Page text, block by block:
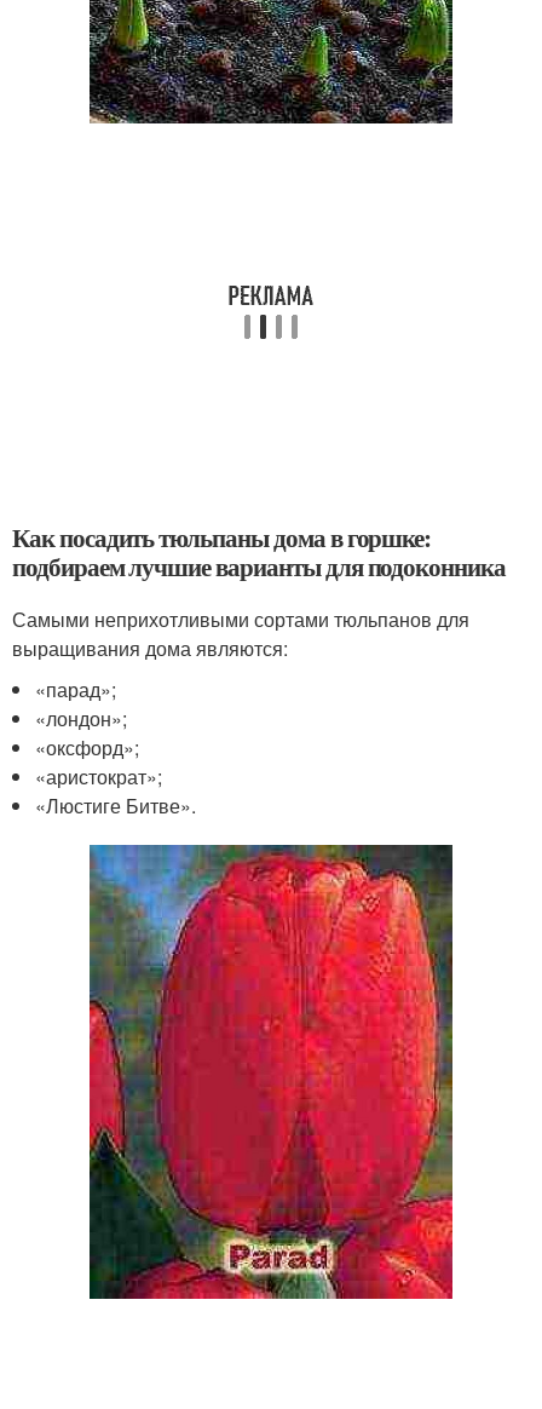
Как посадить тюльпаны дома в горшке:
подбираем лучшие варианты для подоконника
Самыми неприхотливыми сортами тюльпанов для
выращивания дома являются:
«парад»;
«лондон»;
«оксфорд»;
«аристократ»;
«Люстиге Битве».